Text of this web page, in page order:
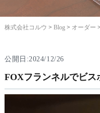
株式会社コルウ > Blog> オーダー >
公開日:2024/12/26
FOXフランネルでビス